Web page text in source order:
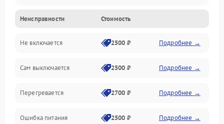
Неисправности Стоимость
Не включается 2500 ₽ Подробнее →
Сам выключается 2500 ₽ Подробнее →
Перегревается 2700 ₽ Подробнее →
Ошибка питания 2500 ₽ Подробнее →